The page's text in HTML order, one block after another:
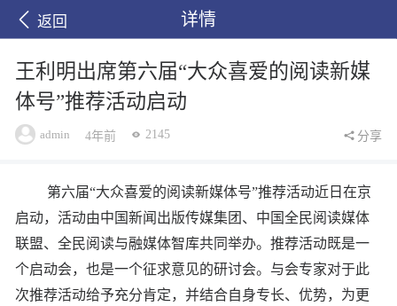
返回 详情
王利明出席第六届“大众喜爱的阅读新媒
体号”推荐活动启动
admin 4年前 2145 分享
第六届“大众喜爱的阅读新媒体号”推荐活动近日在京
启动，活动由中国新闻出版传媒集团、中国全民阅读媒体
联盟、全民阅读与融媒体智库共同举办。推荐活动既是一
个启动会，也是一个征求意见的研讨会。与会专家对于此
次推荐活动给予充分肯定，并结合自身专长、优势，为更